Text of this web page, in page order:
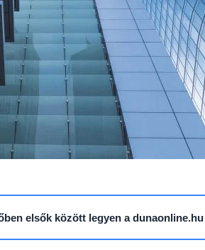
elsők között legyen a dunaonline.hu